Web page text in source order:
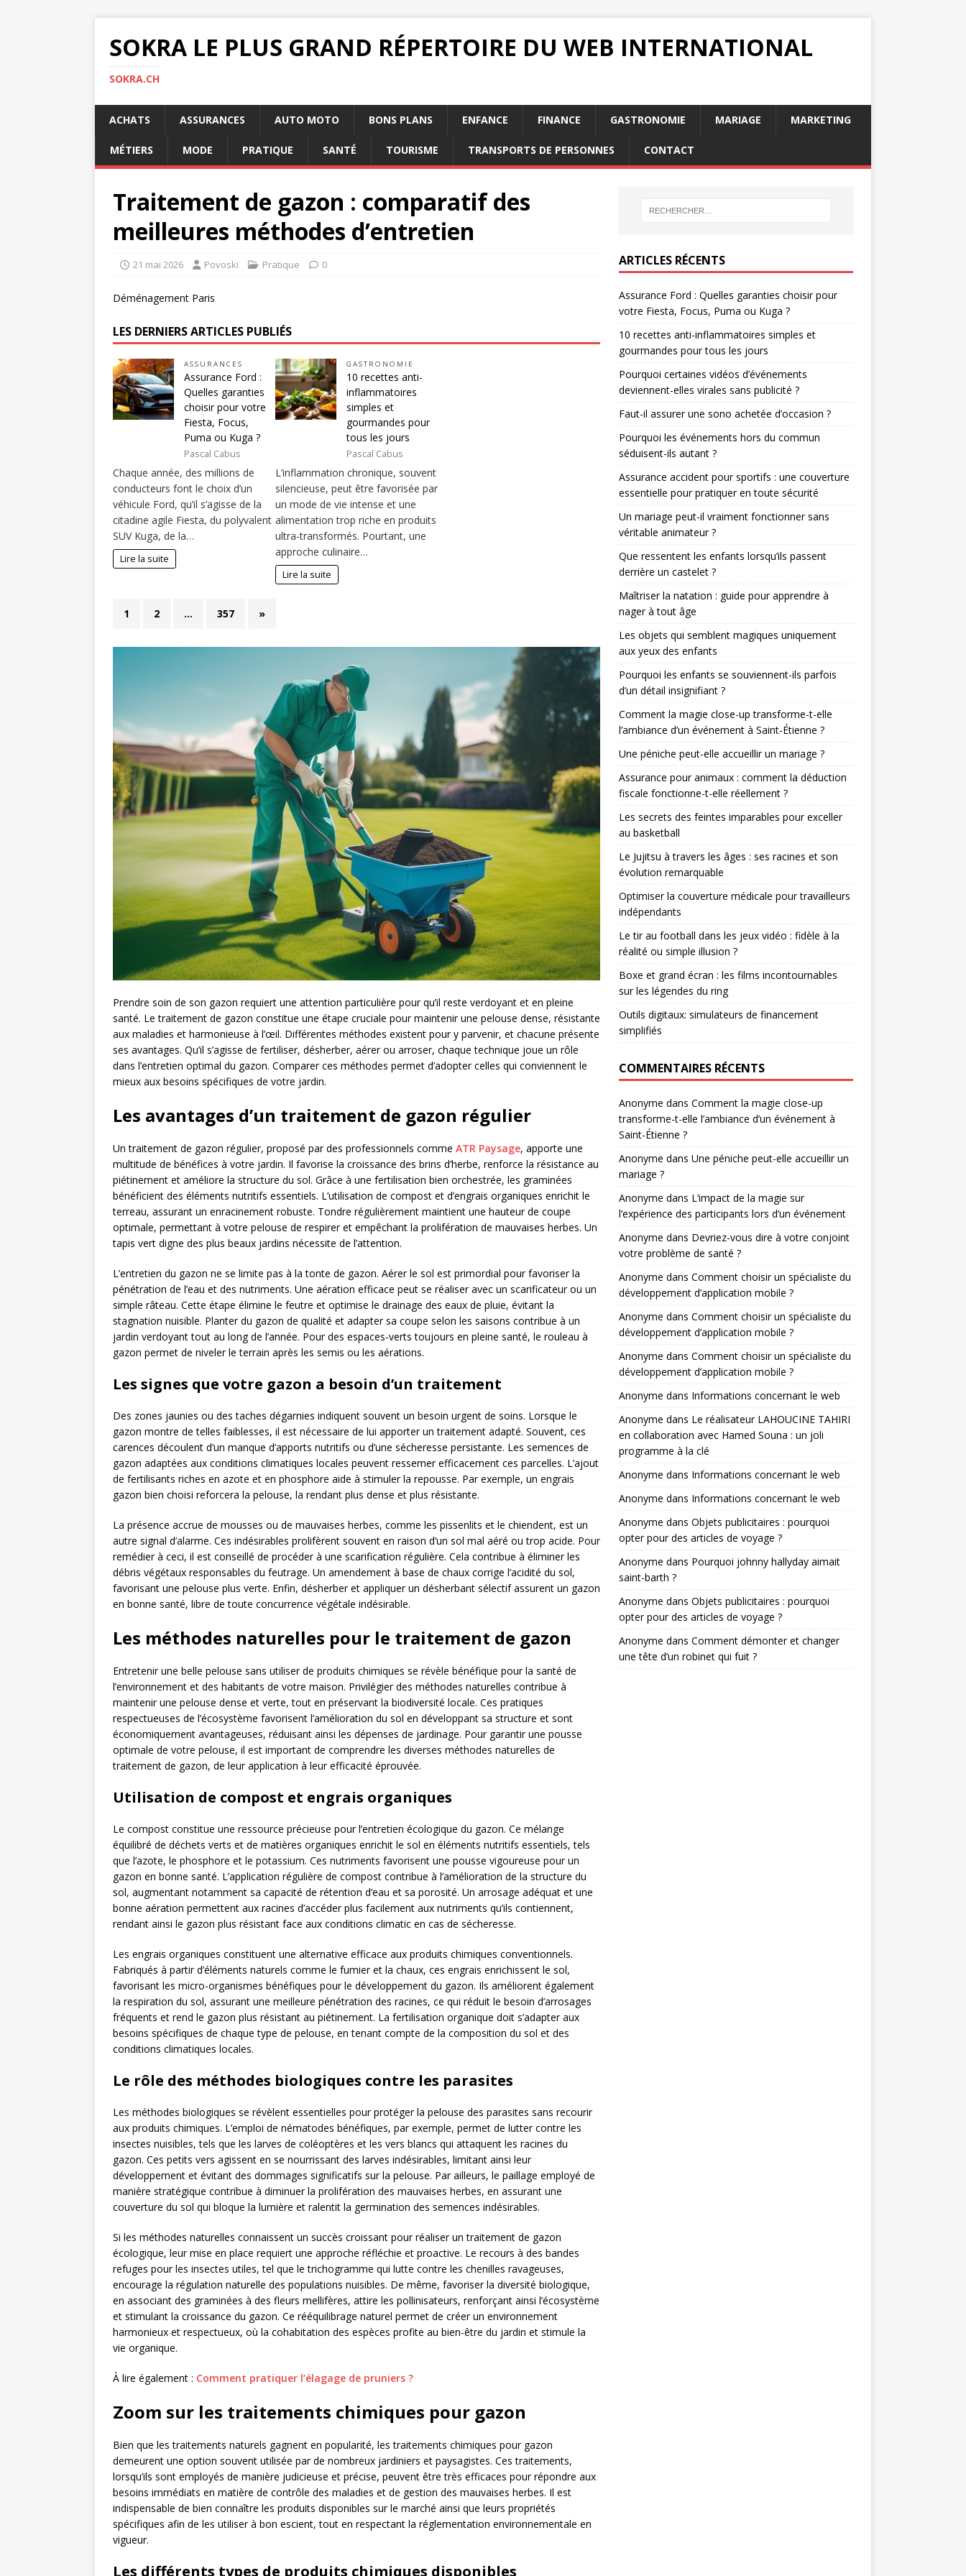
SOKRA LE PLUS GRAND RÉPERTOIRE DU WEB INTERNATIONAL
SOKRA.CH
ACHATS ASSURANCES AUTO MOTO BONS PLANS ENFANCE FINANCE GASTRONOMIE MARIAGE MARKETING
MÉTIERS MODE PRATIQUE SANTÉ TOURISME TRANSPORTS DE PERSONNES CONTACT
Traitement de gazon : comparatif des
meilleures méthodes d’entretien
21 mai 2026 Povoski Pratique 0
Déménagement Paris
LES DERNIERS ARTICLES PUBLIÉS
ASSURANCES
Assurance Ford :
Quelles garanties
choisir pour votre
Fiesta, Focus,
Puma ou Kuga ?
Pascal Cabus
Chaque année, des millions de
conducteurs font le choix d’un
véhicule Ford, qu’il s’agisse de la
citadine agile Fiesta, du polyvalent
SUV Kuga, de la…
Lire la suite
GASTRONOMIE
10 recettes anti-
inflammatoires
simples et
gourmandes pour
tous les jours
Pascal Cabus
L’inflammation chronique, souvent
silencieuse, peut être favorisée par
un mode de vie intense et une
alimentation trop riche en produits
ultra-transformés. Pourtant, une
approche culinaire…
Lire la suite
1 2 … 357 »
Prendre soin de son gazon requiert une attention particulière pour qu’il reste verdoyant et en pleine
santé. Le traitement de gazon constitue une étape cruciale pour maintenir une pelouse dense, résistante
aux maladies et harmonieuse à l’œil. Différentes méthodes existent pour y parvenir, et chacune présente
ses avantages. Qu’il s’agisse de fertiliser, désherber, aérer ou arroser, chaque technique joue un rôle
dans l’entretien optimal du gazon. Comparer ces méthodes permet d’adopter celles qui conviennent le
mieux aux besoins spécifiques de votre jardin.
Les avantages d’un traitement de gazon régulier
Un traitement de gazon régulier, proposé par des professionnels comme ATR Paysage, apporte une
multitude de bénéfices à votre jardin. Il favorise la croissance des brins d’herbe, renforce la résistance au
piétinement et améliore la structure du sol. Grâce à une fertilisation bien orchestrée, les graminées
bénéficient des éléments nutritifs essentiels. L’utilisation de compost et d’engrais organiques enrichit le
terreau, assurant un enracinement robuste. Tondre régulièrement maintient une hauteur de coupe
optimale, permettant à votre pelouse de respirer et empêchant la prolifération de mauvaises herbes. Un
tapis vert digne des plus beaux jardins nécessite de l’attention.
L’entretien du gazon ne se limite pas à la tonte de gazon. Aérer le sol est primordial pour favoriser la
pénétration de l’eau et des nutriments. Une aération efficace peut se réaliser avec un scarificateur ou un
simple râteau. Cette étape élimine le feutre et optimise le drainage des eaux de pluie, évitant la
stagnation nuisible. Planter du gazon de qualité et adapter sa coupe selon les saisons contribue à un
jardin verdoyant tout au long de l’année. Pour des espaces-verts toujours en pleine santé, le rouleau à
gazon permet de niveler le terrain après les semis ou les aérations.
Les signes que votre gazon a besoin d’un traitement
Des zones jaunies ou des taches dégarnies indiquent souvent un besoin urgent de soins. Lorsque le
gazon montre de telles faiblesses, il est nécessaire de lui apporter un traitement adapté. Souvent, ces
carences découlent d’un manque d’apports nutritifs ou d’une sécheresse persistante. Les semences de
gazon adaptées aux conditions climatiques locales peuvent ressemer efficacement ces parcelles. L’ajout
de fertilisants riches en azote et en phosphore aide à stimuler la repousse. Par exemple, un engrais
gazon bien choisi reforcera la pelouse, la rendant plus dense et plus résistante.
La présence accrue de mousses ou de mauvaises herbes, comme les pissenlits et le chiendent, est un
autre signal d’alarme. Ces indésirables prolifèrent souvent en raison d’un sol mal aéré ou trop acide. Pour
remédier à ceci, il est conseillé de procéder à une scarification régulière. Cela contribue à éliminer les
débris végétaux responsables du feutrage. Un amendement à base de chaux corrige l’acidité du sol,
favorisant une pelouse plus verte. Enfin, désherber et appliquer un désherbant sélectif assurent un gazon
en bonne santé, libre de toute concurrence végétale indésirable.
Les méthodes naturelles pour le traitement de gazon
Entretenir une belle pelouse sans utiliser de produits chimiques se révèle bénéfique pour la santé de
l’environnement et des habitants de votre maison. Privilégier des méthodes naturelles contribue à
maintenir une pelouse dense et verte, tout en préservant la biodiversité locale. Ces pratiques
respectueuses de l’écosystème favorisent l’amélioration du sol en développant sa structure et sont
économiquement avantageuses, réduisant ainsi les dépenses de jardinage. Pour garantir une pousse
optimale de votre pelouse, il est important de comprendre les diverses méthodes naturelles de
traitement de gazon, de leur application à leur efficacité éprouvée.
Utilisation de compost et engrais organiques
Le compost constitue une ressource précieuse pour l’entretien écologique du gazon. Ce mélange
équilibré de déchets verts et de matières organiques enrichit le sol en éléments nutritifs essentiels, tels
que l’azote, le phosphore et le potassium. Ces nutriments favorisent une pousse vigoureuse pour un
gazon en bonne santé. L’application régulière de compost contribue à l’amélioration de la structure du
sol, augmentant notamment sa capacité de rétention d’eau et sa porosité. Un arrosage adéquat et une
bonne aération permettent aux racines d’accéder plus facilement aux nutriments qu’ils contiennent,
rendant ainsi le gazon plus résistant face aux conditions climatic en cas de sécheresse.
Les engrais organiques constituent une alternative efficace aux produits chimiques conventionnels.
Fabriqués à partir d’éléments naturels comme le fumier et la chaux, ces engrais enrichissent le sol,
favorisant les micro-organismes bénéfiques pour le développement du gazon. Ils améliorent également
la respiration du sol, assurant une meilleure pénétration des racines, ce qui réduit le besoin d’arrosages
fréquents et rend le gazon plus résistant au piétinement. La fertilisation organique doit s’adapter aux
besoins spécifiques de chaque type de pelouse, en tenant compte de la composition du sol et des
conditions climatiques locales.
Le rôle des méthodes biologiques contre les parasites
Les méthodes biologiques se révèlent essentielles pour protéger la pelouse des parasites sans recourir
aux produits chimiques. L’emploi de nématodes bénéfiques, par exemple, permet de lutter contre les
insectes nuisibles, tels que les larves de coléoptères et les vers blancs qui attaquent les racines du
gazon. Ces petits vers agissent en se nourrissant des larves indésirables, limitant ainsi leur
développement et évitant des dommages significatifs sur la pelouse. Par ailleurs, le paillage employé de
manière stratégique contribue à diminuer la prolifération des mauvaises herbes, en assurant une
couverture du sol qui bloque la lumière et ralentit la germination des semences indésirables.
Si les méthodes naturelles connaissent un succès croissant pour réaliser un traitement de gazon
écologique, leur mise en place requiert une approche réfléchie et proactive. Le recours à des bandes
refuges pour les insectes utiles, tel que le trichogramme qui lutte contre les chenilles ravageuses,
encourage la régulation naturelle des populations nuisibles. De même, favoriser la diversité biologique,
en associant des graminées à des fleurs mellifères, attire les pollinisateurs, renforçant ainsi l’écosystème
et stimulant la croissance du gazon. Ce rééquilibrage naturel permet de créer un environnement
harmonieux et respectueux, où la cohabitation des espèces profite au bien-être du jardin et stimule la
vie organique.
À lire également : Comment pratiquer l’élagage de pruniers ?
Zoom sur les traitements chimiques pour gazon
Bien que les traitements naturels gagnent en popularité, les traitements chimiques pour gazon
demeurent une option souvent utilisée par de nombreux jardiniers et paysagistes. Ces traitements,
lorsqu’ils sont employés de manière judicieuse et précise, peuvent être très efficaces pour répondre aux
besoins immédiats en matière de contrôle des maladies et de gestion des mauvaises herbes. Il est
indispensable de bien connaître les produits disponibles sur le marché ainsi que leurs propriétés
spécifiques afin de les utiliser à bon escient, tout en respectant la réglementation environnementale en
vigueur.
Les différents types de produits chimiques disponibles
ARTICLES RÉCENTS
Assurance Ford : Quelles garanties choisir pour
votre Fiesta, Focus, Puma ou Kuga ?
10 recettes anti-inflammatoires simples et
gourmandes pour tous les jours
Pourquoi certaines vidéos d’événements
deviennent-elles virales sans publicité ?
Faut-il assurer une sono achetée d’occasion ?
Pourquoi les événements hors du commun
séduisent-ils autant ?
Assurance accident pour sportifs : une couverture
essentielle pour pratiquer en toute sécurité
Un mariage peut-il vraiment fonctionner sans
véritable animateur ?
Que ressentent les enfants lorsqu’ils passent
derrière un castelet ?
Maîtriser la natation : guide pour apprendre à
nager à tout âge
Les objets qui semblent magiques uniquement
aux yeux des enfants
Pourquoi les enfants se souviennent-ils parfois
d’un détail insignifiant ?
Comment la magie close-up transforme-t-elle
l’ambiance d’un événement à Saint-Étienne ?
Une péniche peut-elle accueillir un mariage ?
Assurance pour animaux : comment la déduction
fiscale fonctionne-t-elle réellement ?
Les secrets des feintes imparables pour exceller
au basketball
Le Jujitsu à travers les âges : ses racines et son
évolution remarquable
Optimiser la couverture médicale pour travailleurs
indépendants
Le tir au football dans les jeux vidéo : fidèle à la
réalité ou simple illusion ?
Boxe et grand écran : les films incontournables
sur les légendes du ring
Outils digitaux: simulateurs de financement
simplifiés
COMMENTAIRES RÉCENTS
Anonyme dans Comment la magie close-up
transforme-t-elle l’ambiance d’un événement à
Saint-Étienne ?
Anonyme dans Une péniche peut-elle accueillir un
mariage ?
Anonyme dans L’impact de la magie sur
l’expérience des participants lors d’un événement
Anonyme dans Devriez-vous dire à votre conjoint
votre problème de santé ?
Anonyme dans Comment choisir un spécialiste du
développement d’application mobile ?
Anonyme dans Comment choisir un spécialiste du
développement d’application mobile ?
Anonyme dans Comment choisir un spécialiste du
développement d’application mobile ?
Anonyme dans Informations concernant le web
Anonyme dans Le réalisateur LAHOUCINE TAHIRI
en collaboration avec Hamed Souna : un joli
programme à la clé
Anonyme dans Informations concernant le web
Anonyme dans Informations concernant le web
Anonyme dans Objets publicitaires : pourquoi
opter pour des articles de voyage ?
Anonyme dans Pourquoi johnny hallyday aimait
saint-barth ?
Anonyme dans Objets publicitaires : pourquoi
opter pour des articles de voyage ?
Anonyme dans Comment démonter et changer
une tête d’un robinet qui fuit ?